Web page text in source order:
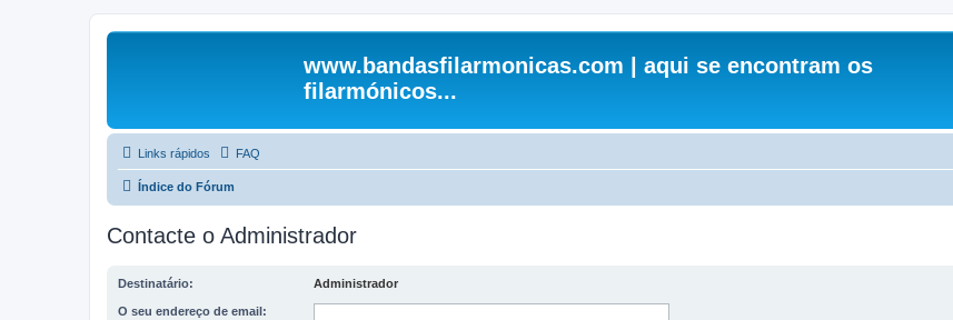
www.bandasfilarmonicas.com | aqui se encontram os
filarmónicos...
Links rápidos FAQ
Índice do Fórum
Contacte o Administrador
Destinatário: Administrador
O seu endereço de email: